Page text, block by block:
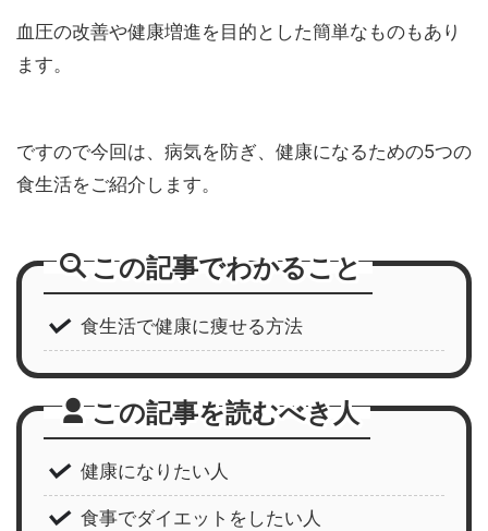
血圧の改善や健康増進を目的とした簡単なものもあり
ます。
ですので今回は、病気を防ぎ、健康になるための5つの
食生活をご紹介します。
この記事でわかること
食生活で健康に痩せる方法
この記事を読むべき人
健康になりたい人
食事でダイエットをしたい人